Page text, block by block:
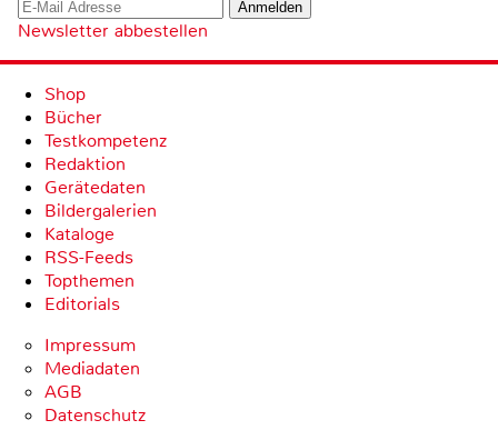
Newsletter abbestellen
Shop
Bücher
Testkompetenz
Redaktion
Gerätedaten
Bildergalerien
Kataloge
RSS-Feeds
Topthemen
Editorials
Impressum
Mediadaten
AGB
Datenschutz